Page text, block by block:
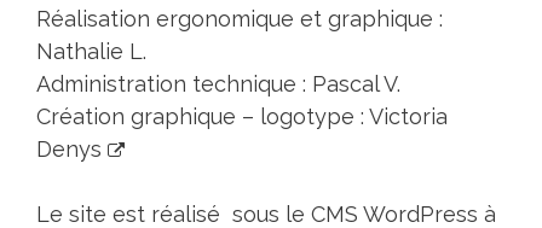
Réalisation ergonomique et graphique :
Nathalie L.
Administration technique : Pascal V.
Création graphique – logotype : Victoria
Denys
Le site est réalisé sous le CMS WordPress à